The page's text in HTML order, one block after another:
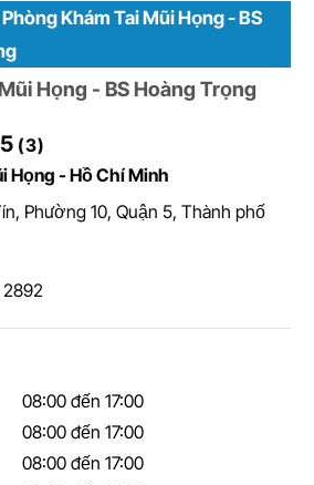
Khám Tai Mũi Họng - BS
Họng - BS Hoàng Trọng
(3)
Họng - Hồ Chí Minh
Phường 10, Quận 5, Thành phố
08:00 đến 17:00
08:00 đến 17:00
08:00 đến 17:00